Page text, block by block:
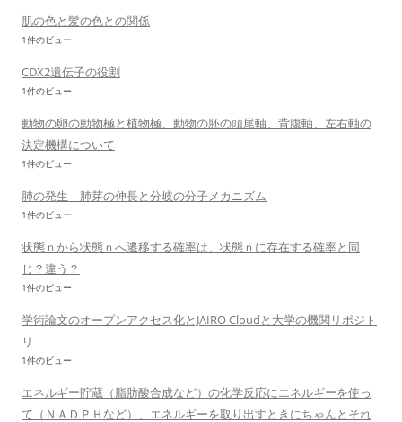
肌の色と髪の色との関係
1件のビュー
CDX2遺伝子の役割
1件のビュー
動物の卵の動物極と植物極、動物の胚の頭尾軸、背腹軸、左右軸の
決定機構について
1件のビュー
肺の発生 肺芽の伸長と分岐の分子メカニズム
1件のビュー
状態ｎから状態ｎへ遷移する確率は、状態ｎに存在する確率と同
じ？違う？
1件のビュー
学術論文のオープンアクセス化とJAIRO Cloudと大学の機関リポジト
リ
1件のビュー
エネルギー貯蔵（脂肪酸合成など）の化学反応にエネルギーを使っ
て（ＮＡＤＰＨなど）、エネルギーを取り出すときにちゃんとそれ